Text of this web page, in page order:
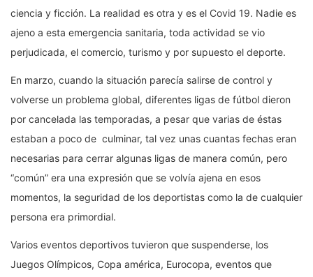
ciencia y ficción. La realidad es otra y es el Covid 19. Nadie es
ajeno a esta emergencia sanitaria, toda actividad se vio
perjudicada, el comercio, turismo y por supuesto el deporte.
En marzo, cuando la situación parecía salirse de control y
volverse un problema global, diferentes ligas de fútbol dieron
por cancelada las temporadas, a pesar que varias de éstas
estaban a poco de culminar, tal vez unas cuantas fechas eran
necesarias para cerrar algunas ligas de manera común, pero
“común” era una expresión que se volvía ajena en esos
momentos, la seguridad de los deportistas como la de cualquier
persona era primordial.
Varios eventos deportivos tuvieron que suspenderse, los
Juegos Olímpicos, Copa américa, Eurocopa, eventos que